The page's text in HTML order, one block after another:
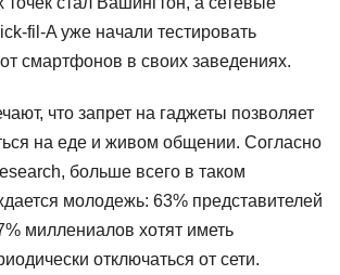
fil-A уже начали тестировать
от смартфонов в своих заведениях.
что запрет на гаджеты позволяет
на еде и живом общении. Согласно
больше всего в таком
молодежь: 63% представителей
миллениалов хотят иметь
отключаться от сети.